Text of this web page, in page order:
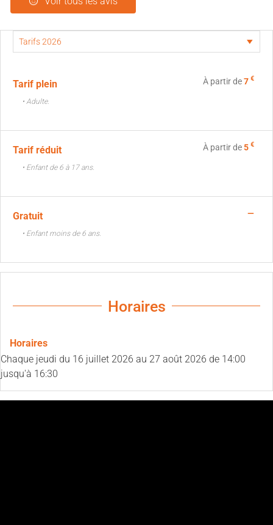
Tarif plein À partir de7 €
• Adulte.
Tarif réduit À partir de5 €
• Enfant de 6 à 17 ans.
Gratuit —
• Enfant moins de 6 ans.
Horaires
Horaires
Chaque jeudi du 16 juillet 2026 au 27 août 2026 de 14:00
jusqu'à 16:30